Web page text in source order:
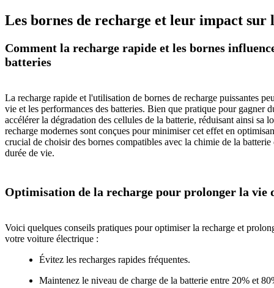
Les bornes de recharge et leur impact sur
Comment la recharge rapide et les bornes
batteries
La recharge rapide et l'utilisation de bornes de recharge puissantes
vie et les performances des batteries. Bien que pratique pour gagner
accélérer la dégradation des cellules de la batterie, réduisant ainsi sa
recharge modernes sont conçues pour minimiser cet effet en
crucial de choisir des bornes compatibles avec la chimie de la
durée de vie.
Optimisation de la recharge pour prolonger la vie
Voici quelques conseils pratiques pour optimiser la recharge et
votre voiture électrique :
Évitez les recharges rapides fréquentes.
Maintenez le niveau de charge de la batterie entre 20% et